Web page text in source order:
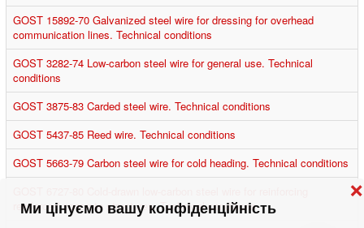
Ми цінуємо вашу конфіденційність
❌
GOST 15892-70 Galvanized steel wire for dressing for overhead
communication lines. Technical conditions
GOST 3282-74 Low-carbon steel wire for general use. Technical
conditions
GOST 3875-83 Carded steel wire. Technical conditions
GOST 5437-85 Reed wire. Technical conditions
GOST 5663-79 Carbon steel wire for cold heading. Technical conditions
reinforced concrete structures. Technical conditions